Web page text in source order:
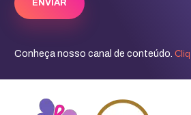
Conheça nosso canal de conteúdo.